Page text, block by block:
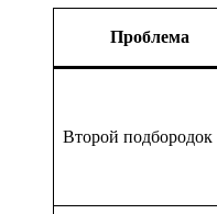
Проблема
Второй подбородок